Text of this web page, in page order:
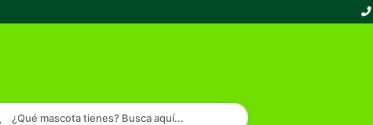
¿Qué mascota tienes? Busca aquí...